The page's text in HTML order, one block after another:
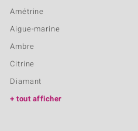
Amétrine
Aigue-marine
Ambre
Citrine
Diamant
tout afficher